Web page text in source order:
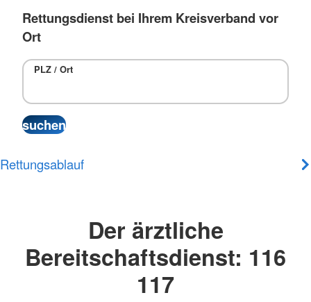
Rettungsdienst bei Ihrem Kreisverband vor
Ort
PLZ / Ort
Rettungsablauf
Der ärztliche
Bereitschaftsdienst: 116
117